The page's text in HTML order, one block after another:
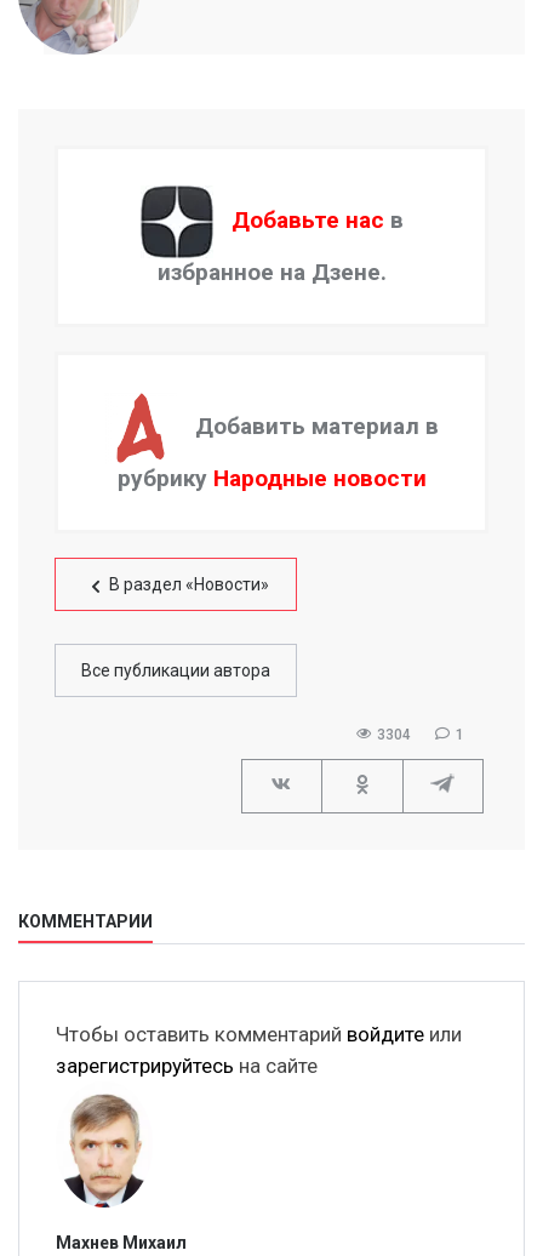
Добавьте нас в
избранное на Дзене.
Добавить материал в
рубрику Народные новости
В раздел «Новости»
Все публикации автора
3304 1
КОММЕНТАРИИ
Чтобы оставить комментарий войдите или
зарегистрируйтесь на сайте
Махнев Михаил